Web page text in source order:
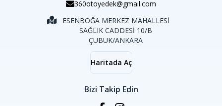
360otoyedek@gmail.com
ESENBOĞA MERKEZ MAHALLESİ
SAĞLIK CADDESİ 10/B
ÇUBUK/ANKARA
Haritada Aç
Bizi Takip Edin